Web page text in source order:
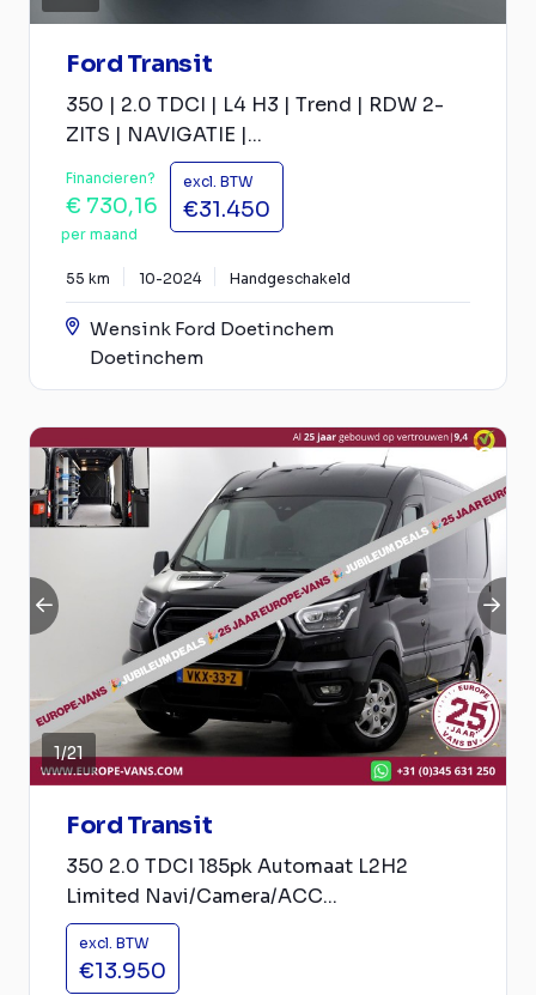
Ford Transit
350 | 2.0 TDCI | L4 H3 | Trend | RDW 2-
ZITS | NAVIGATIE |...
Financieren?
€ 730,16
per maand
excl. BTW
€31.450
55 km 10-2024 Handgeschakeld
Wensink Ford Doetinchem
Doetinchem
1/21
Ford Transit
350 2.0 TDCI 185pk Automaat L2H2
Limited Navi/Camera/ACC...
excl. BTW
€13.950